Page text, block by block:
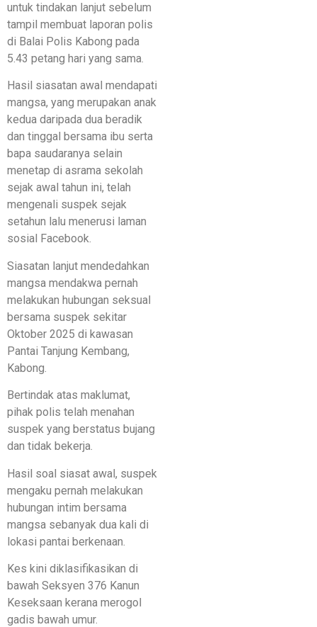
untuk tindakan lanjut sebelum
tampil membuat laporan polis
di Balai Polis Kabong pada
5.43 petang hari yang sama.
Hasil siasatan awal mendapati
mangsa, yang merupakan anak
kedua daripada dua beradik
dan tinggal bersama ibu serta
bapa saudaranya selain
menetap di asrama sekolah
sejak awal tahun ini, telah
mengenali suspek sejak
setahun lalu menerusi laman
sosial Facebook.
​Siasatan lanjut mendedahkan
mangsa mendakwa pernah
melakukan hubungan seksual
bersama suspek sekitar
Oktober 2025 di kawasan
Pantai Tanjung Kembang,
Kabong.
​Bertindak atas maklumat,
pihak polis telah menahan
suspek yang berstatus bujang
dan tidak bekerja.
Hasil soal siasat awal, suspek
mengaku pernah melakukan
hubungan intim bersama
mangsa sebanyak dua kali di
lokasi pantai berkenaan.
​Kes kini diklasifikasikan di
bawah Seksyen 376 Kanun
Keseksaan kerana merogol
gadis bawah umur.